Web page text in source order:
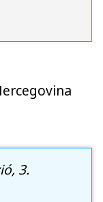
3.